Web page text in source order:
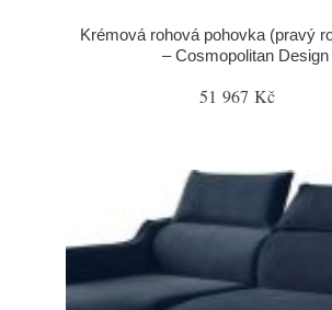
Krémová rohová pohovka (pravý
– Cosmopolitan Design
51 967 Kč